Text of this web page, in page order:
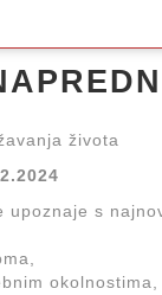
života
upoznaje s
okolnostima,